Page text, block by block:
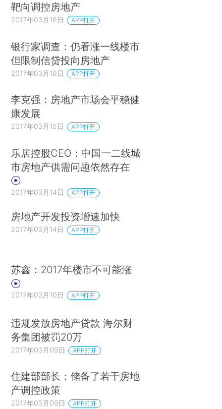
靶向调控房地产
2017年03月16日 APP打开
银行家调查：仍看涨一线楼市
但限制信贷投向房地产
2017年03月16日 APP打开
李克强：房地产市场会平稳健
康发展
2017年03月15日 APP打开
乐居控股CEO：中国一二线城
市房地产供需问题依然存在
2017年03月14日 APP打开
房地产开发投资增速加快
2017年03月14日 APP打开
苏鑫：2017年楼市不可能涨
2017年03月10日 APP打开
违规发放房地产贷款 海尔财
务集团被罚20万
2017年03月09日 APP打开
住建部部长：储备了若干房地
产调控政策
2017年03月09日 APP打开